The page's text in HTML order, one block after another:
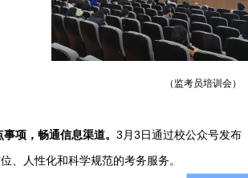
（监考
事项，畅通信息渠道。3月3日通过校公众号发布
、人性化和科学规范的考务服务。